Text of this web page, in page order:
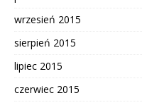
wrzesień 2015
sierpień 2015
lipiec 2015
czerwiec 2015